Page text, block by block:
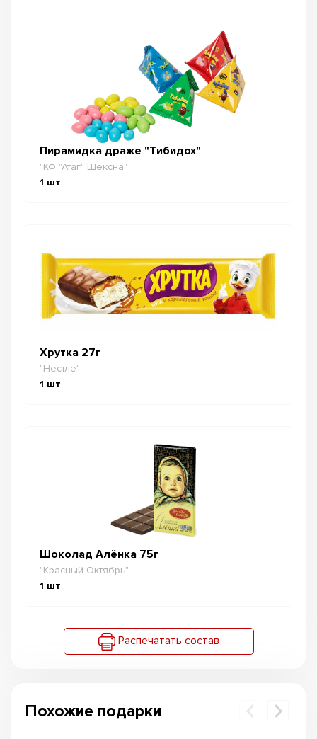
Пирамидка драже "Тибидох"
"КФ "Атаг" Шексна"
1 шт
Хрутка 27г
"Нестле"
1 шт
Шоколад Алёнка 75г
"Красный Октябрь"
1 шт
Распечатать состав
Похожие подарки